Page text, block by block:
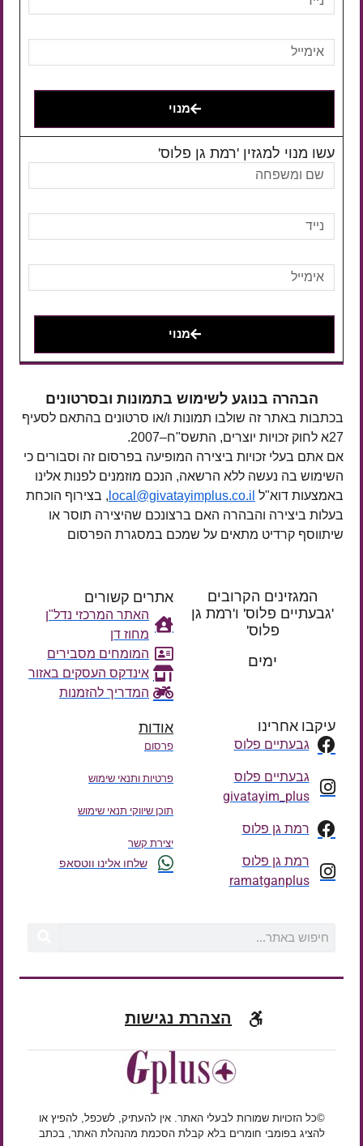
מנוי
עשו מנוי למגזין 'רמת גן פלוס'
מנוי
הבהרה בנוגע לשימוש בתמונות ובסרטונים
בכתבות באתר זה שולבו תמונות ו/או סרטונים בהתאם לסעיף
27א לחוק זכויות יוצרים, התשס"ח–2007.
אם אתם בעלי זכויות ביצירה המופיעה בפרסום זה וסבורים כי
השימוש בה נעשה ללא הרשאה, הנכם מוזמנים לפנות אלינו
באמצעות דוא"ל local@givatayimplus.co.il , בצירוף הוכחת
בעלות ביצירה והבהרה האם ברצונכם שהיצירה תוסר או
שיתווסף קרדיט מתאים על שמכם במסגרת הפרסום
המגזינים הקרובים
'גבעתיים פלוס' ו'רמת גן
פלוס'
ימים
אתרים קשורים
האתר המרכזי נדל"ן
מחוז דן
המומחים מסבירים
אינדקס העסקים באזור
המדריך להזמנות
עיקבו אחרינו
גבעתיים פלוס
גבעתיים פלוס
givatayim_plus
רמת גן פלוס
רמת גן פלוס
ramatganplus
אודות
פרסום
פרטיות ותנאי שימוש
תוכן שיווקי תנאי שימוש
יצירת קשר
שלחו אלינו ווטסאפ
הצהרת נגישות
©כל הזכויות שמורות לבעלי האתר. אין להעתיק, לשכפל, להפיץ או
להציג בפומבי חומרים בלא קבלת הסכמת מהנהלת האתר, בכתב